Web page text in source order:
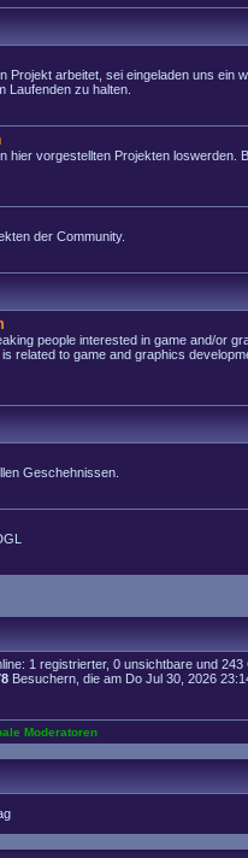
Projekt arbeitet, sei eingeladen uns ein
Laufenden zu halten.
hier vorgestellten Projekten loswerden.
der Community.
people interested in game and/or
related to game and graphics
Geschehnissen.
1 registrierter, 0 unsichtbare und
Besuchern, die am Do Jul 30, 2026
Moderatoren